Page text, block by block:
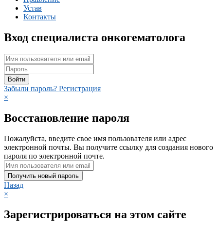
Устав
Контакты
Вход специалиста онкогематолога
Войти
Забыли пароль? Регистрация
×
Восстановление пароля
Пожалуйста, введите свое имя пользователя или адрес
электронной почты. Вы получите ссылку для создания нового
пароля по электронной почте.
Получить новый пароль
Назад
×
Зарегистрироваться на этом сайте